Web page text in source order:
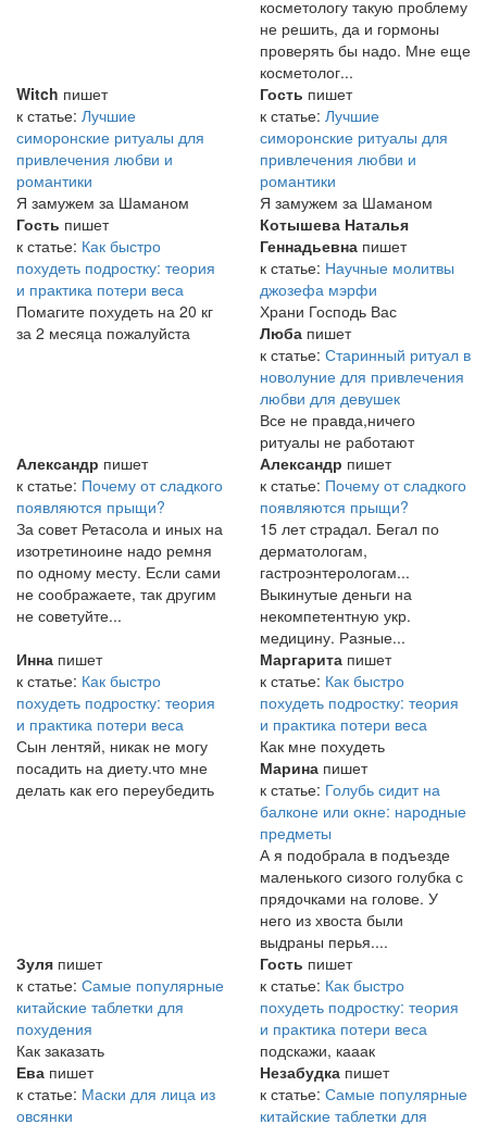
косметологу такую проблему
не решить, да и гормоны
проверять бы надо. Мне еще
косметолог...
Witch пишет
к статье: Лучшие
симоронские ритуалы для
привлечения любви и
романтики
Я замужем за Шаманом
Гость пишет
к статье: Лучшие
симоронские ритуалы для
привлечения любви и
романтики
Я замужем за Шаманом
Гость пишет
к статье: Как быстро
похудеть подростку: теория
и практика потери веса
Помагите похудеть на 20 кг
за 2 месяца пожалуйста
Котышева Наталья
Геннадьевна пишет
к статье: Научные молитвы
джозефа мэрфи
Храни Господь Вас
Люба пишет
к статье: Старинный ритуал в
новолуние для привлечения
любви для девушек
Все не правда,ничего
ритуалы не работают
Александр пишет
к статье: Почему от сладкого
появляются прыщи?
За совет Ретасола и иных на
изотретиноине надо ремня
по одному месту. Если сами
не соображаете, так другим
не советуйте...
Александр пишет
к статье: Почему от сладкого
появляются прыщи?
15 лет страдал. Бегал по
дерматологам,
гастроэнтерологам...
Выкинутые деньги на
некомпетентную укр.
медицину. Разные...
Инна пишет
к статье: Как быстро
похудеть подростку: теория
и практика потери веса
Сын лентяй, никак не могу
посадить на диету.что мне
делать как его переубедить
Маргарита пишет
к статье: Как быстро
похудеть подростку: теория
и практика потери веса
Как мне похудеть
Марина пишет
к статье: Голубь сидит на
балконе или окне: народные
предметы
А я подобрала в подъезде
маленького сизого голубка с
прядочками на голове. У
него из хвоста были
выдраны перья....
Зуля пишет
к статье: Самые популярные
китайские таблетки для
похудения
Как заказать
Гость пишет
к статье: Как быстро
похудеть подростку: теория
и практика потери веса
подскажи, кааак
Ева пишет
к статье: Маски для лица из
овсянки
Незабудка пишет
к статье: Самые популярные
китайские таблетки для